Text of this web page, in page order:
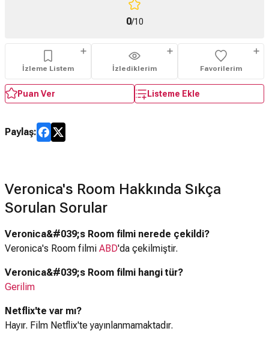
0/10
İzleme Listem İzlediklerim Favorilerim
Puan Ver Listeme Ekle
Paylaş:
Veronica's Room Hakkında Sıkça
Sorulan Sorular
Veronica&#039;s Room filmi nerede çekildi?
Veronica's Room filmi ABD'da çekilmiştir.
Veronica&#039;s Room filmi hangi tür?
Gerilim
Netflix'te var mı?
Hayır. Film Netflix'te yayınlanmamaktadır.